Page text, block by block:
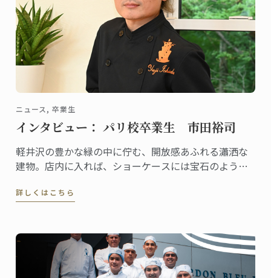
ニュース, 卒業生
インタビュー： パリ校卒業生 市田裕司
軽井沢の豊かな緑の中に佇む、開放感あふれる瀟洒な
建物。店内に入れば、ショーケースには宝石のように
誘います。
詳しくはこちら